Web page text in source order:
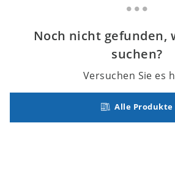
Noch nicht gefunden,
suchen?
Versuchen Sie es
Alle Produkte